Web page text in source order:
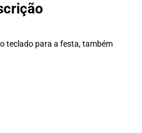
teclado para a festa, também